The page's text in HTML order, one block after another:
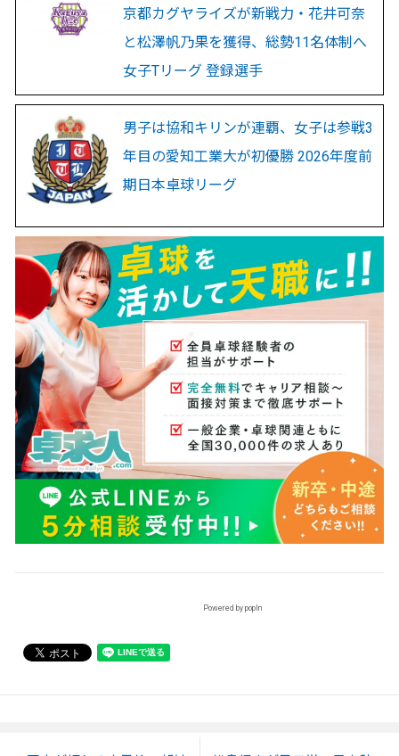
京都カグヤライズが新戦力・花井可奈
と松澤帆乃果を獲得、総勢11名体制へ
女子Tリーグ 登録選手
男子は協和キリンが連覇、女子は参戦3
年目の愛知工業大が初優勝 2026年度前
期日本卓球リーグ
Powered by popIn